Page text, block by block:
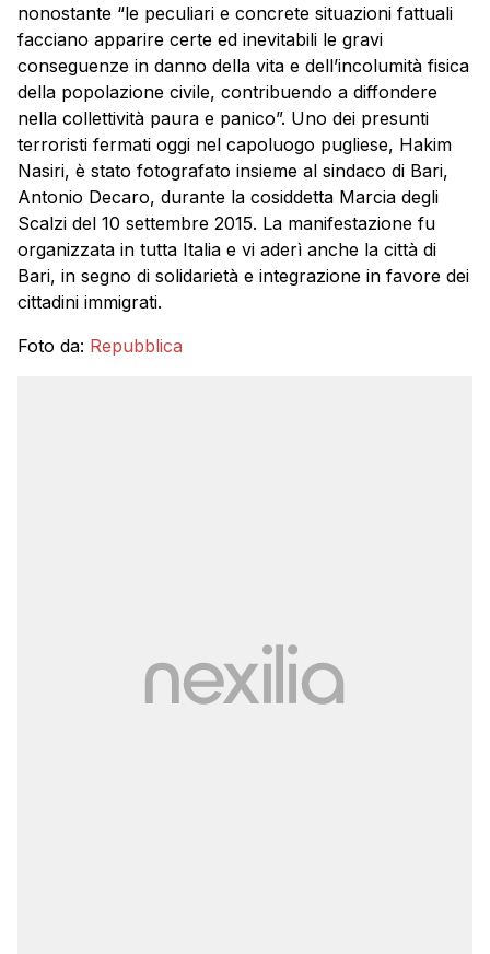
nonostante “le peculiari e concrete situazioni fattuali
facciano apparire certe ed inevitabili le gravi
conseguenze in danno della vita e dell’incolumità fisica
della popolazione civile, contribuendo a diffondere
nella collettività paura e panico”. Uno dei presunti
terroristi fermati oggi nel capoluogo pugliese, Hakim
Nasiri, è stato fotografato insieme al sindaco di Bari,
Antonio Decaro, durante la cosiddetta Marcia degli
Scalzi del 10 settembre 2015. La manifestazione fu
organizzata in tutta Italia e vi aderì anche la città di
Bari, in segno di solidarietà e integrazione in favore dei
cittadini immigrati.
Foto da: Repubblica